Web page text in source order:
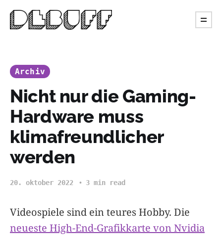
Archiv
Nicht nur die Gaming-
Hardware muss
klimafreundlicher
werden
20. oktober 2022 3 min read
Videospiele sind ein teures Hobby. Die
neueste High-End-Grafikkarte von Nvidia